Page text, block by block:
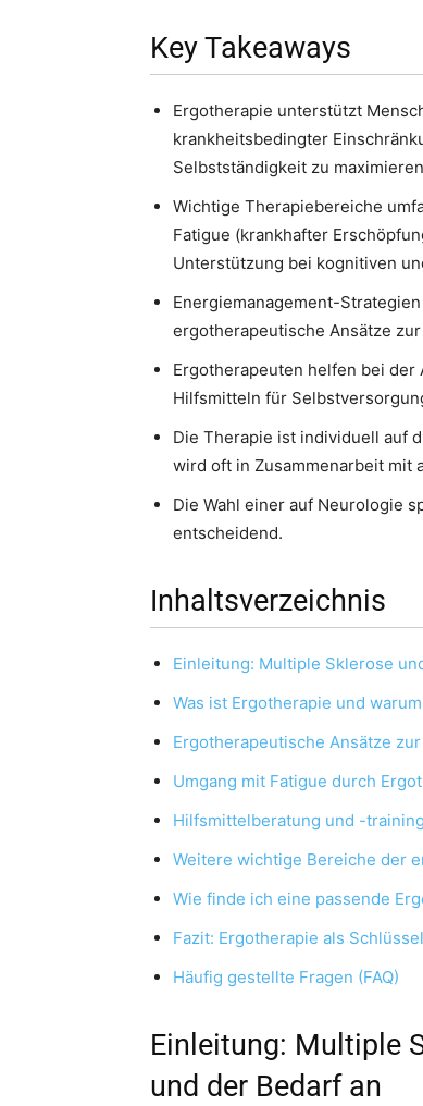
Key Takeaways
Ergotherapie unterstützt
krankheitsbedingter
Selbstständigkeit zu
Wichtige Therapiebereiche
Fatigue (krankhafter
Unterstützung bei kognitiven
Energiemanagement-
ergotherapeutische Ansätze
Ergotherapeuten helfen bei der
Hilfsmitteln für
Die Therapie ist individuell auf
wird oft in Zusammenarbeit mit
Die Wahl einer auf Neurologie
entscheidend.
Inhaltsverzeichnis
Einleitung: Multiple Sklerose
Was ist Ergotherapie und
Ergotherapeutische Ansätze
Umgang mit Fatigue durch
Hilfsmittelberatung und -
Weitere wichtige Bereiche der
Wie finde ich eine passende
Fazit: Ergotherapie als
Häufig gestellte Fragen (FAQ)
Einleitung: Multiple
und der Bedarf an